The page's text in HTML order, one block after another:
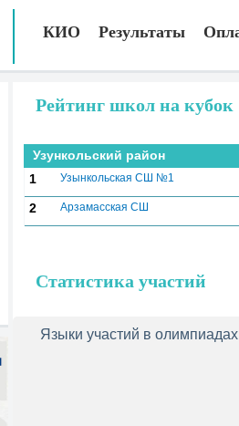
КИО Результаты
Рейтинг школ на
Узункольский район
1
Узынкольская СШ №1
2 Арзамасская СШ
Статистика участий
Языки участий в олимпиадах